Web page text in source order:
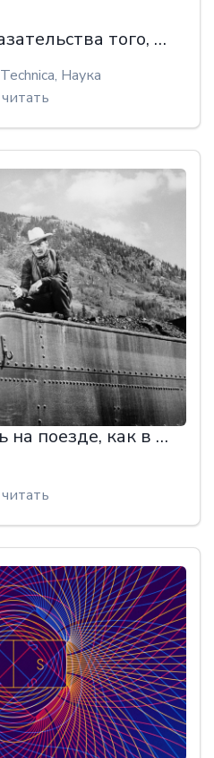
Появляются доказательства того, что темная энергия меняется со временем
Наука
Можно ли бежать на поезде, как в кино?